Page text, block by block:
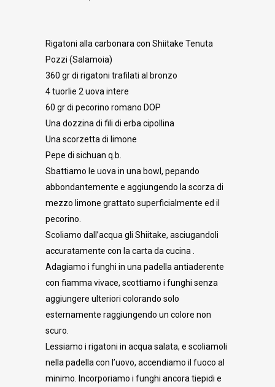
Rigatoni alla carbonara con Shiitake Tenuta
Pozzi (Salamoia)
360 gr di rigatoni trafilati al bronzo
4 tuorlie 2 uova intere
60 gr di pecorino romano DOP
Una dozzina di fili di erba cipollina
Una scorzetta di limone
Pepe di sichuan q.b.
Sbattiamo le uova in una bowl, pepando
abbondantemente e aggiungendo la scorza di
mezzo limone grattato superficialmente ed il
pecorino.
Scoliamo dall’acqua gli Shiitake, asciugandoli
accuratamente con la carta da cucina .
Adagiamo i funghi in una padella antiaderente
con fiamma vivace, scottiamo i funghi senza
aggiungere ulteriori colorando solo
esternamente raggiungendo un colore non
scuro.
Lessiamo i rigatoni in acqua salata, e scoliamoli
nella padella con l’uovo, accendiamo il fuoco al
minimo. Incorporiamo i funghi ancora tiepidi e